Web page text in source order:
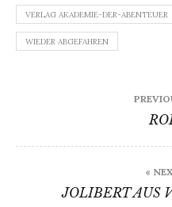
VERLAG AKADEMIE-DER-ABENTEUER
WIEDER ABGEFAHREN
«
JOLIBERT AUS